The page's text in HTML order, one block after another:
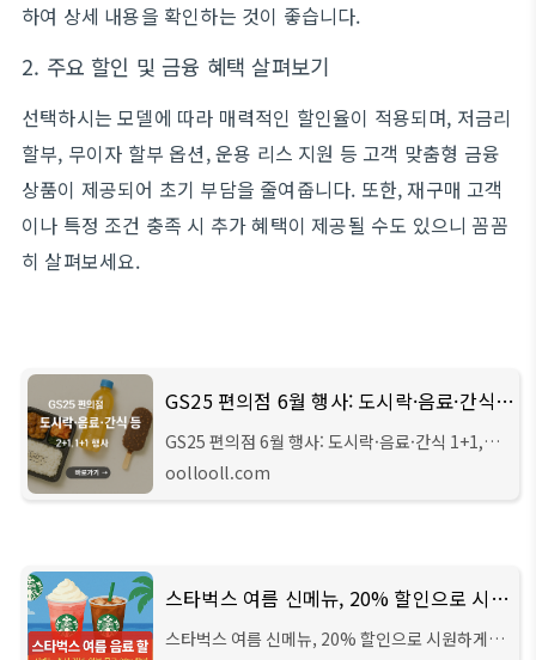
하여 상세 내용을 확인하는 것이 좋습니다.
2. 주요 할인 및 금융 혜택 살펴보기
선택하시는 모델에 따라 매력적인 할인율이 적용되며, 저금리
할부, 무이자 할부 옵션, 운용 리스 지원 등 고객 맞춤형 금융
상품이 제공되어 초기 부담을 줄여줍니다. 또한, 재구매 고객
이나 특정 조건 충족 시 추가 혜택이 제공될 수도 있으니 꼼꼼
히 살펴보세요.
GS25 편의점 6월 행사: 도시락·음료·간식 1+1, 2+1 풍성!
GS25 편의점 6월 행사: 도시락·음료·간식 1+1,
2+1 풍성!출출할 때, 목마를 때, 간식이 생각날 때!
oollooll.com
스타벅스 여름 신메뉴, 20% 할인으로 시원하게!
스타벅스 여름 신메뉴, 20% 할인으로 시원하게!